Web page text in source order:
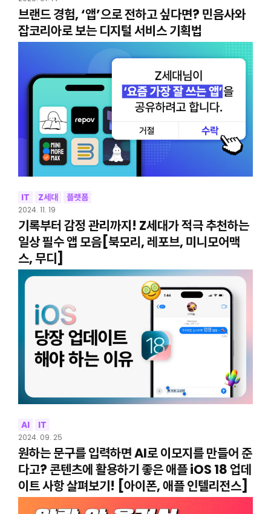
브랜드 경험, ‘앱’으로 전하고 싶다면? 민음사와
잡코리아로 보는 디지털 서비스 기획법
IT Z세대 플랫폼
2024. 11. 19
기록부터 감정 관리까지! Z세대가 적극 추천하는
일상 필수 앱 모음[북모리, 레포브, 미니모어맥
스, 무디]
AI IT
2024. 09. 25
원하는 문구를 입력하면 AI로 이모지를 만들어 준
다고? 콘텐츠에 활용하기 좋은 애플 iOS 18 업데
이트 사항 살펴보기! [아이폰, 애플 인텔리전스]